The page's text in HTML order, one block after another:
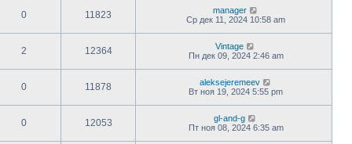
0 11823
manager
Ср дек 11, 2024 10:58 am
2 12364
Vintage
Пн дек 09, 2024 2:46 am
0 11878
aleksejeremeev
Вт ноя 19, 2024 5:55 pm
0 12053
gl-and-g
Пт ноя 08, 2024 6:35 am